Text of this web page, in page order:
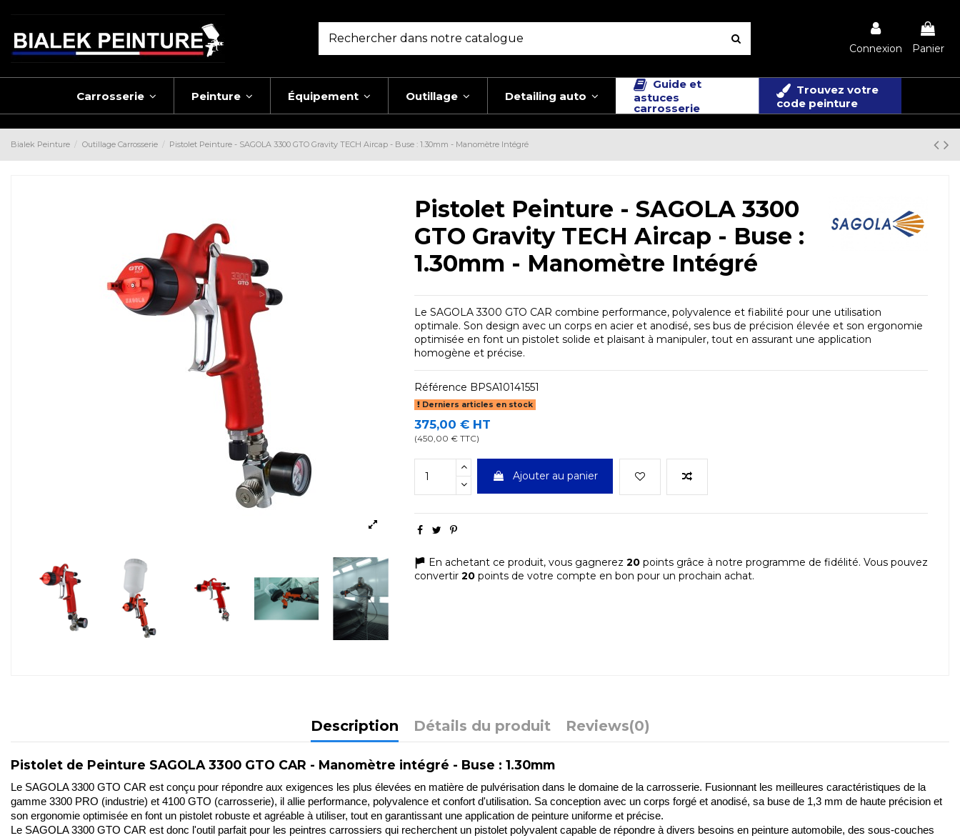
Connexion Panier
Carrosserie Peinture Équipement Outillage Detailing auto
Guide et
astuces
carrosserie
Trouvez votre
code peinture
Bialek Peinture Outillage Carrosserie Pistolet Peinture - SAGOLA 3300 GTO Gravity TECH Aircap - Buse : 1.30mm - Manomètre Intégré
Pistolet Peinture - SAGOLA 3300
GTO Gravity TECH Aircap - Buse :
1.30mm - Manomètre Intégré
Le SAGOLA 3300 GTO CAR combine performance, polyvalence et fiabilité pour une utilisation
optimale. Son design avec un corps en acier et anodisé, ses bus de précision élevée et son ergonomie
optimisée en font un pistolet solide et plaisant à manipuler, tout en assurant une application
homogène et précise.
Référence BPSA10141551
Derniers articles en stock
375,00 € HT
(450,00 € TTC)
Ajouter au panier
En achetant ce produit, vous gagnerez 20 points grâce à notre programme de fidélité. Vous pouvez
convertir 20 points de votre compte en bon pour un prochain achat.
Description Détails du produit Reviews(0)
Pistolet de Peinture SAGOLA 3300 GTO CAR - Manomètre intégré - Buse : 1.30mm
Le SAGOLA 3300 GTO CAR est conçu pour répondre aux exigences les plus élevées en matière de pulvérisation dans le domaine de la carrosserie. Fusionnant les meilleures caractéristiques de la
gamme 3300 PRO (industrie) et 4100 GTO (carrosserie), il allie performance, polyvalence et confort d'utilisation. Sa conception avec un corps forgé et anodisé, sa buse de 1,3 mm de haute précision et
son ergonomie optimisée en font un pistolet robuste et agréable à utiliser, tout en garantissant une application de peinture uniforme et précise.
Le SAGOLA 3300 GTO CAR est donc l'outil parfait pour les peintres carrossiers qui recherchent un pistolet polyvalent capable de répondre à divers besoins en peinture automobile, des sous-couches